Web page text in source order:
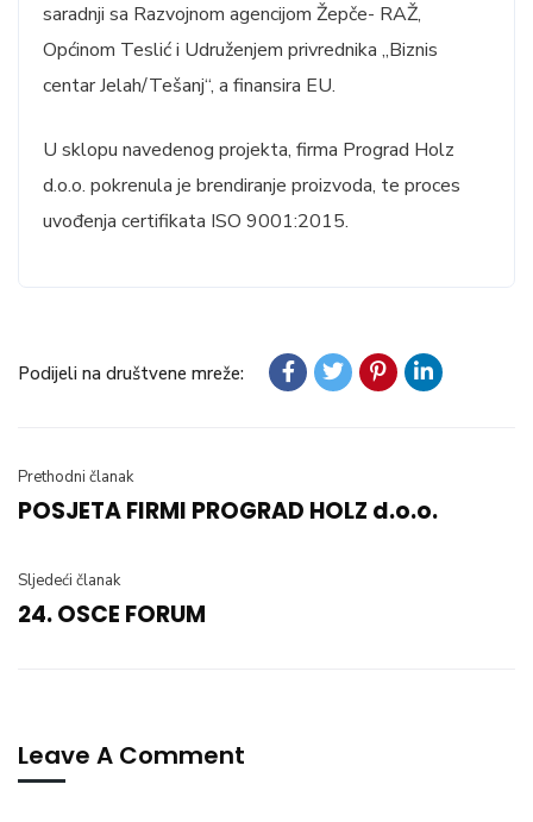
saradnji sa Razvojnom agencijom Žepče- RAŽ,
Općinom Teslić i Udruženjem privrednika „Biznis
centar Jelah/Tešanj“, a finansira EU.
U sklopu navedenog projekta, firma Prograd Holz
d.o.o. pokrenula je brendiranje proizvoda, te proces
uvođenja certifikata ISO 9001:2015.
Podijeli na društvene mreže:
Prethodni članak
POSJETA FIRMI PROGRAD HOLZ d.o.o.
Sljedeći članak
24. OSCE FORUM
Leave A Comment